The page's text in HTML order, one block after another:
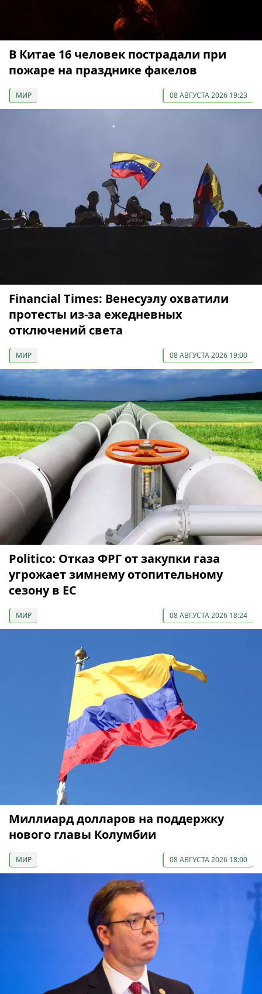
В Китае 16 человек пострадали при
пожаре на празднике факелов
МИР 08 АВГУСТА 2026 19:23
Financial Times: Венесуэлу охватили
протесты из-за ежедневных
отключений света
МИР 08 АВГУСТА 2026 19:00
Politico: Отказ ФРГ от закупки газа
угрожает зимнему отопительному
сезону в ЕС
МИР 08 АВГУСТА 2026 18:24
Миллиард долларов на поддержку
нового главы Колумбии
МИР 08 АВГУСТА 2026 18:00